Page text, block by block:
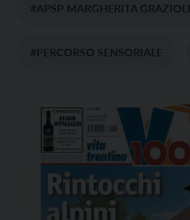
#APSP MARGHERITA GRAZIOLI
#PERCORSO SENSORIALE